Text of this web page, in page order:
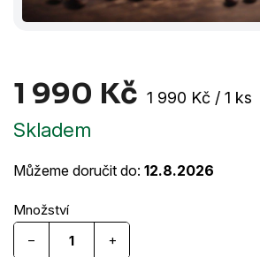
1 990 Kč Měrná
1 990 Kč / 1 ks
Skladem
Můžeme doručit do: 12.8.2026
+
−